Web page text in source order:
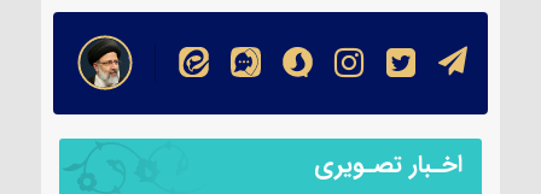
اخـبار تصـویری